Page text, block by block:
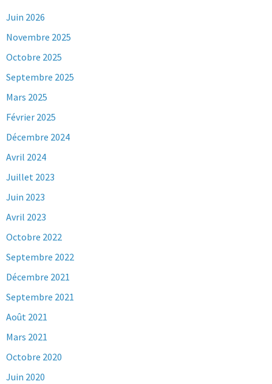
Juin 2026
Novembre 2025
Octobre 2025
Septembre 2025
Mars 2025
Février 2025
Décembre 2024
Avril 2024
Juillet 2023
Juin 2023
Avril 2023
Octobre 2022
Septembre 2022
Décembre 2021
Septembre 2021
Août 2021
Mars 2021
Octobre 2020
Juin 2020